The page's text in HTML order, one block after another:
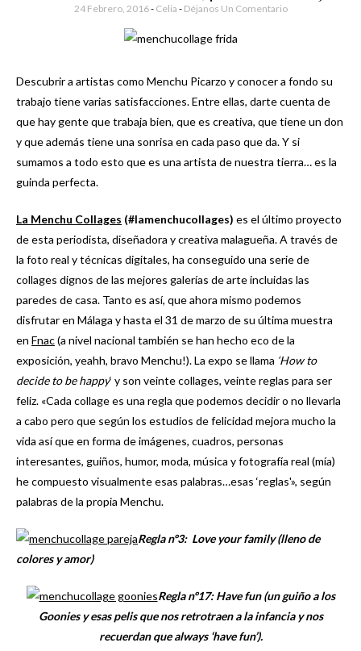
24 Febrero, 2016- Celia Déjanos Un Comentario
Descubrir a artistas como Menchu Picarzo y conocer a fondo su
trabajo tiene varias satisfacciones. Entre ellas, darte cuenta de
que hay gente que trabaja bien, que es creativa, que tiene un don
y que además tiene una sonrisa en cada paso que da. Y si
sumamos a todo esto que es una artista de nuestra tierra… es la
guinda perfecta.
La Menchu Collages (#lamenchucollages) es el último proyecto
de esta periodista, diseñadora y creativa malagueña. A través de
la foto real y técnicas digitales, ha conseguido una serie de
collages dignos de las mejores galerías de arte incluidas las
paredes de casa. Tanto es así, que ahora mismo podemos
disfrutar en Málaga y hasta el 31 de marzo de su última muestra
en Fnac(a nivel nacional también se han hecho eco de la
exposición, yeahh, bravo Menchu!). La expo sellama ‘How to
decide to be happy‘ y son veinte collages, veinte reglas para ser
feliz. «Cada collage es una regla que podemos decidir o no llevarla
a cabo pero que según los estudios de felicidad mejora mucho la
vida así que en forma de imágenes, cuadros, personas
interesantes, guiños, humor, moda, música y fotografía real (mía)
he compuesto visualmente esas palabras…esas ‘reglas'», según
palabras de la propia Menchu.
Regla nº3: Love your family (lleno de
colores y amor)
Regla nº17: Have fun (un guiño a los
Goonies y esas pelis que nos retrotraen a la infancia y nos
recuerdan que always ‘have fun’).